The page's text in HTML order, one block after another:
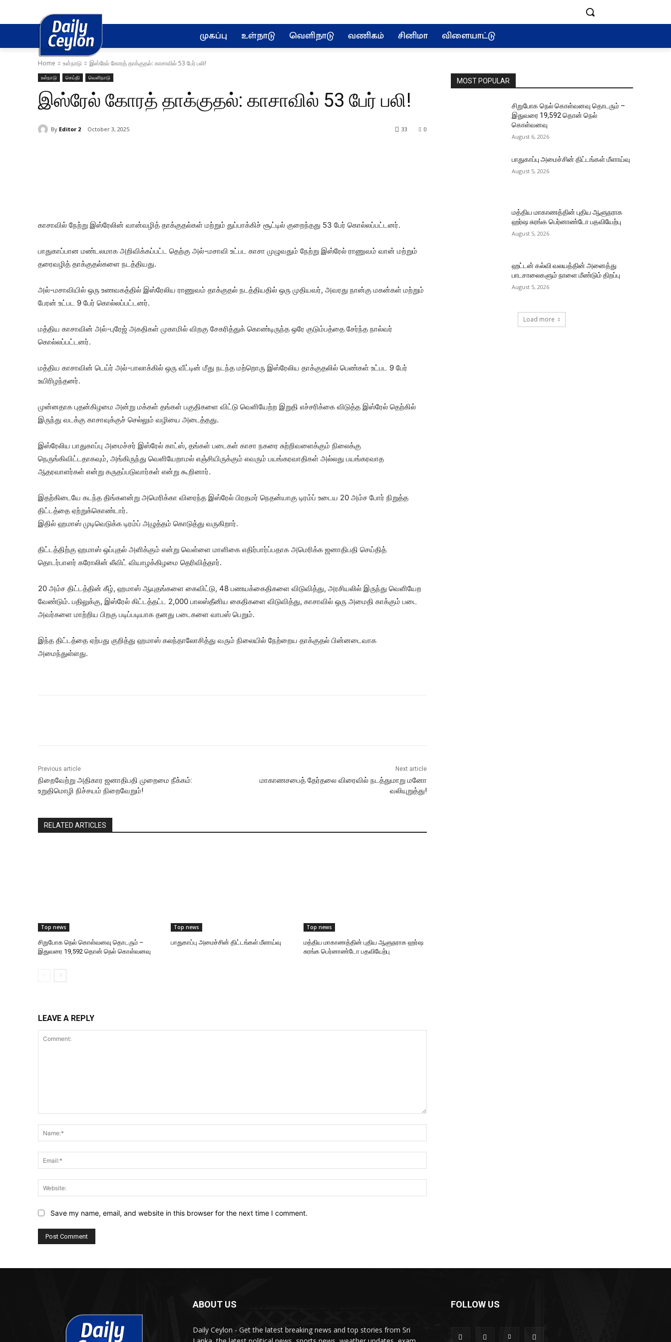
முகப்பு உள்நாடு வெளிநாடு வணிகம் சினிமா விளையாட்டு
Home உள்நாடு இஸ்ரேல் கோரத் தாக்குதல்: காசாவில் 53 பேர் பலி!
உள்நாடு செய்தி வெளிநாடு
இஸ்ரேல் கோரத் தாக்குதல்: காசாவில் 53 பேர் பலி!
By Editor 2 October 3, 2025 0
33
காசாவில் நேற்று இஸ்ரேலின் வான்வழித் தாக்குதல்கள் மற்றும் துப்பாக்கிச் சூட்டில் குறைந்தது 53 பேர் கொல்லப்பட்டனர்.
பாதுகாப்பான மண்டலமாக அறிவிக்கப்பட்ட தெற்கு அல்-மசாவி உட்பட காசா முழுவதும் நேற்று இஸ்ரேல் ராணுவம் வான் மற்றும்
தரைவழித் தாக்குதல்களை நடத்தியது.
அல்-மசாவியில் ஒரு உணவகத்தில் இஸ்ரேலிய ராணுவம் தாக்குதல் நடத்தியதில் ஒரு முதியவர், அவரது நான்கு மகன்கள் மற்றும்
பேரன் உட்பட 9 பேர் கொல்லப்பட்டனர்.
மத்திய காசாவின் அல்-புரேஜ் அகதிகள் முகாமில் விறகு சேகரித்துக் கொண்டிருந்த ஒரே குடும்பத்தை சேர்ந்த நால்வர்
கொல்லப்பட்டனர்.
மத்திய காசாவின் டெய்ர் அல்-பாலாக்கில் ஒரு வீட்டின் மீது நடந்த மற்றொரு இஸ்ரேலிய தாக்குதலில் பெண்கள் உட்பட 9 பேர்
உயிரிழந்தனர்.
முன்னதாக புதன்கிழமை அன்று மக்கள் தங்கள் பகுதிகளை விட்டு வெளியேற்ற இறுதி எச்சரிக்கை விடுத்த இஸ்ரேல் தெற்கில்
இருந்து வடக்கு காசாவுக்குச் செல்லும் வழியை அடைத்தது.
இஸ்ரேலிய பாதுகாப்பு அமைச்சர் இஸ்ரேல் காட்ஸ், தங்கள் படைகள் காசா நகரை சுற்றிவளைக்கும் நிலைக்கு
நெருங்கிவிட்டதாகவும், அங்கிருந்து வெளியேறாமல் எஞ்சியிருக்கும் எவரும் பயங்கரவாதிகள் அல்லது பயங்கரவாத
ஆதரவாளர்கள் என்று கருதப்படுவார்கள் என்று கூறினார்.
இதற்கிடையே கடந்த திங்களன்று அமெரிக்கா விரைந்த இஸ்ரேல் பிரதமர் நெதன்யாகு டிரம்ப் உடைய 20 அம்ச போர் நிறுத்த
திட்டத்தை ஏற்றுக்கொண்டார்.
இதில் ஹமாஸ் முடிவெடுக்க டிரம்ப் அழுத்தம் கொடுத்து வருகிறார்.
திட்டத்திற்கு ஹமாஸ் ஒப்புதல் அளிக்கும் என்று வெள்ளை மாளிகை எதிர்பார்ப்பதாக அமெரிக்க ஜனாதிபதி செய்தித்
தொடர்பாளர் கரோலின் லீவிட் வியாழக்கிழமை தெரிவித்தார்.
20 அம்ச திட்டத்தின் கீழ், ஹமாஸ் ஆயுதங்களை கைவிட்டு, 48 பணயக்கைதிகளை விடுவித்து, அரசியலில் இருந்து வெளியேற
வேண்டும். பதிலுக்கு, இஸ்ரேல் கிட்டத்தட்ட 2,000 பாலஸ்தீனிய கைதிகளை விடுவித்து, காசாவில் ஒரு அமைதி காக்கும் படை
அவர்களை மாற்றிய பிறகு படிப்படியாக தனது படைகளை வாபஸ் பெறும்.
இந்த திட்டத்தை ஏற்பது குறித்து ஹமாஸ் கலந்தாலோசித்து வரும் நிலையில் நேற்றைய தாக்குதல் பின்னடைவாக
அமைந்துள்ளது.
Previous article
நிறைவேற்று அதிகார ஜனாதிபதி முறைமை நீக்கம்:
உறுதிமொழி நிச்சயம் நிறைவேறும்!
Next article
மாகாணசபைத் தேர்தலை விரைவில் நடத்துமாறு மனோ
வலியுறுத்து!
RELATED ARTICLES
Top news
சிறுபோக நெல் கொள்வனவு தொடரும் –
இதுவரை 19,592 தொன் நெல் கொள்வனவு
Top news
பாதுகாப்பு அமைச்சின் திட்டங்கள் மீளாய்வு
Top news
மத்திய மாகாணத்தின் புதிய ஆளுநராக ஹர்ஷ
சுரங்க பெர்னாண்டோ பதவியேற்பு
LEAVE A REPLY
Save my name, email, and website in this browser for the next time I comment.
MOST POPULAR
சிறுபோக நெல் கொள்வனவு தொடரும் –
இதுவரை 19,592 தொன் நெல்
கொள்வனவு
August 6, 2026
பாதுகாப்பு அமைச்சின் திட்டங்கள் மீளாய்வு
August 5, 2026
மத்திய மாகாணத்தின் புதிய ஆளுநராக
ஹர்ஷ சுரங்க பெர்னாண்டோ பதவியேற்பு
August 5, 2026
ஹட்டன் கல்வி வலயத்தின் அனைத்து
பாடசாலைகளும் நாளை மீண்டும் திறப்பு
August 5, 2026
Load more
ABOUT US
Daily Ceylon - Get the latest breaking news and top stories from Sri
FOLLOW US